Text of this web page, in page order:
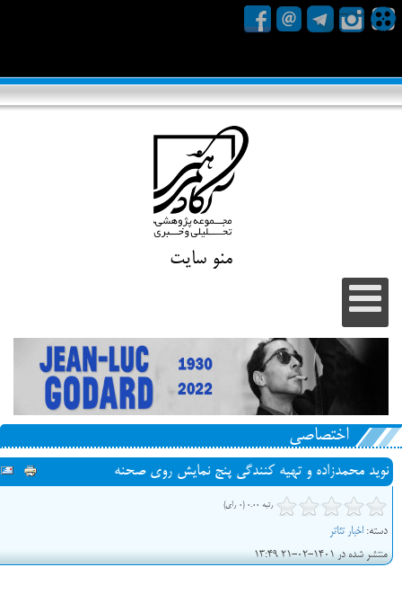
منو سایت
اختصاصی
نوید محمدزاده و تهیه کنندگی پنج نمایش روی صحنه
رتبه 0.00 (0 رای)
دسته: اخبار تئاتر
منتشر شده در 1401-02-21 13:49